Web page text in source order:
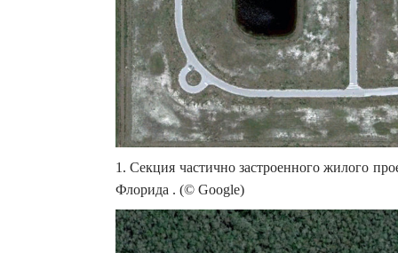
1. Секция частично застроенного жилого
Флорида . (© Google)